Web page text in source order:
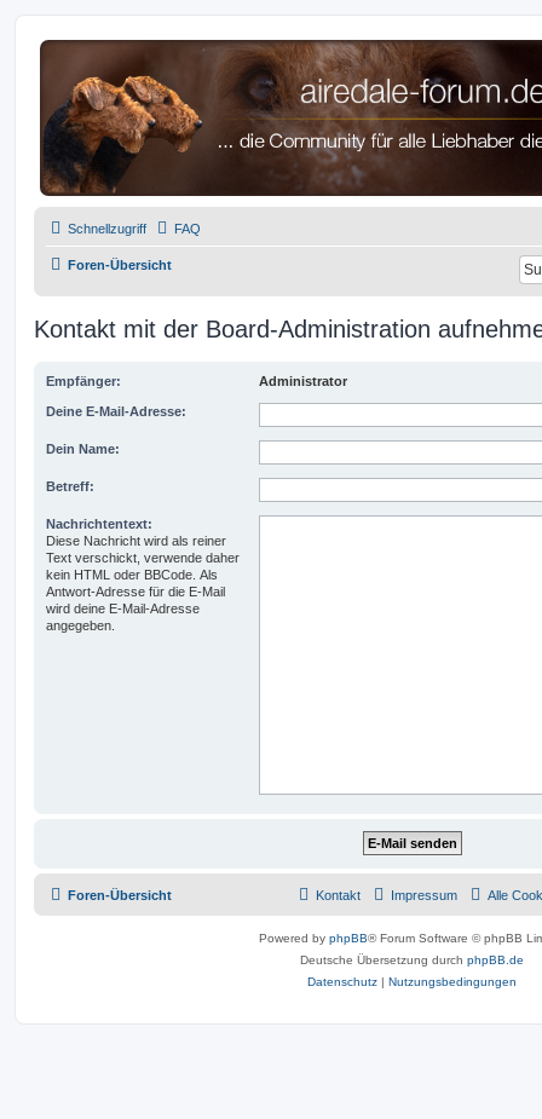
airedale-forum.de
Schnellzugriff FAQ
Foren-Übersicht
Kontakt mit der Board-Administration
Empfänger: Administrator
Deine E-Mail-Adresse:
Dein Name:
Betreff:
Nachrichtentext:
Diese Nachricht wird als reiner
Text verschickt, verwende daher
kein HTML oder BBCode. Als
Antwort-Adresse für die E-Mail
wird deine E-Mail-Adresse
angegeben.
Foren-Übersicht Alle
Impressum
Kontakt
Powered by phpBB® Forum Software © phpBB
Deutsche Übersetzung durch phpBB.de
Datenschutz | Nutzungsbedingungen